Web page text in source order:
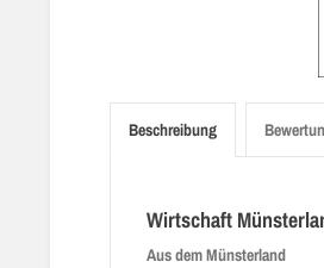
Beschreibung
Wirtschaft
Aus dem Münsterland